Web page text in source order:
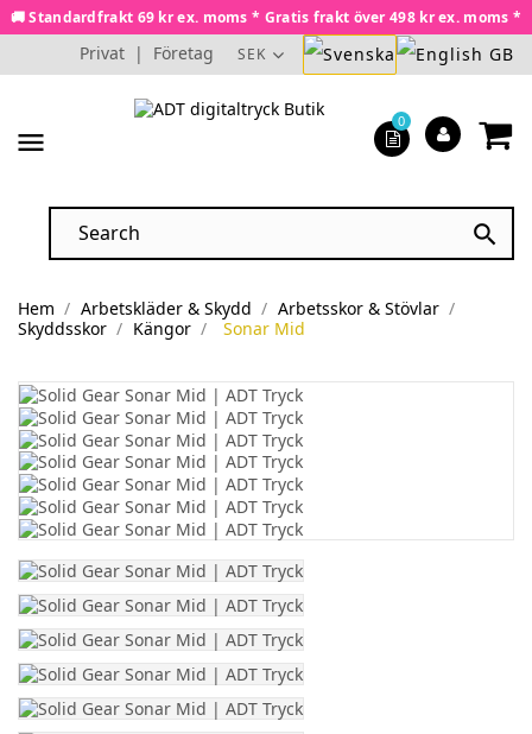
🚚 Standardfrakt 69 kr ex. moms * Gratis frakt över 498 kr ex. moms *
Privat | Företag SEK
menu

0
Hem Arbetskläder & Skydd
Arbetsskor & Stövlar
Skyddsskor
Kängor Sonar Mid